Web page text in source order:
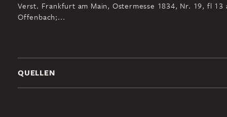
Verst. Frankfurt am Main, Ostermesse 1834, Nr. 19, fl 13
Offenbach;...
QUELLEN